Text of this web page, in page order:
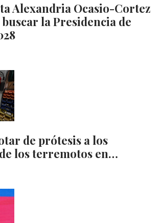
Alexandria Ocasio-Cortez
la Presidencia de
de prótesis a los
los terremotos en…